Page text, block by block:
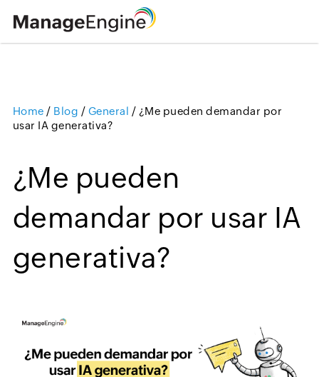
Home / Blog / General / ¿Me pueden demandar por
usar IA generativa?
¿Me pueden
demandar por usar IA
generativa?
Loading ...